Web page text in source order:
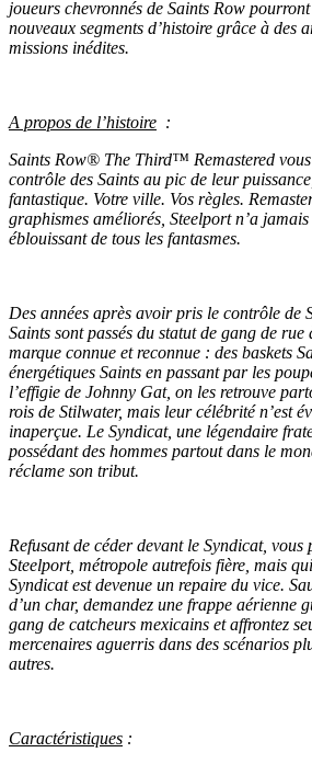
joueurs chevronnés de Saints Row
nouveaux segments d’histoire grâce à des
missions inédites.
A propos de l’histoire :
Saints Row® The Third™ Remastered
contrôle des Saints au pic de leur
fantastique. Votre ville. Vos règles.
graphismes améliorés, Steelport n’a
éblouissant de tous les fantasmes.
Des années après avoir pris le contrôle de
Saints sont passés du statut de gang de
marque connue et reconnue : des baskets
énergétiques Saints en passant par les
l’effigie de Johnny Gat, on les retrouve
rois de Stilwater, mais leur célébrité n’est
inaperçue. Le Syndicat, une légendaire
possédant des hommes partout dans le
réclame son tribut.
Refusant de céder devant le Syndicat, vous
Steelport, métropole autrefois fière, mais
Syndicat est devenue un repaire du vice.
d’un char, demandez une frappe aérienne
gang de catcheurs mexicains et affrontez
mercenaires aguerris dans des scénarios
autres.
Caractéristiques :